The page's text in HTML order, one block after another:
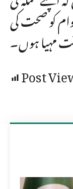
کو صحت کی
مہیا ہوں۔
Post